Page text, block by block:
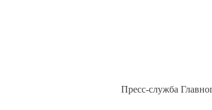
Пресс-служба